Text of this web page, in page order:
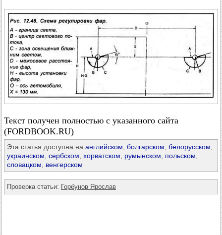
Текст получен полностью с указанного сайта
(FORDBOOK.RU)
Эта статья доступна на английском болгарском белорусском
украинском сербском хорватском румынском польском
словацком
венгерском
Проверка статьи: Горбунов Ярослав